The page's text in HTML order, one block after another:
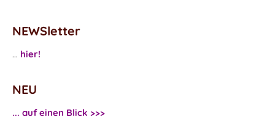
NEWSletter
... hier!
NEU
... auf einen Blick >>>